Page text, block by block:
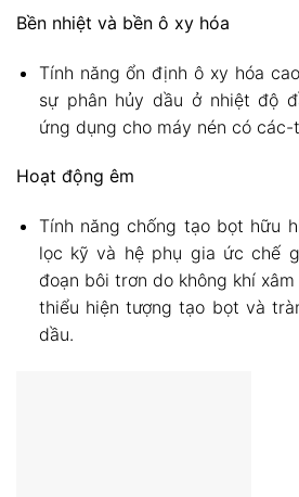
Bền nhiệt và bền ô xy hóa
Tính năng ổn định ô xy hóa
sự phân hủy dầu ở nhiệt độ
ứng dụng cho máy nén có các-
Hoạt động êm
Tính năng chống tạo bọt hữu
lọc kỹ và hệ phụ gia ức chế
đoạn bôi trơn do không khí
thiểu hiện tượng tạo bọt và
dầu.